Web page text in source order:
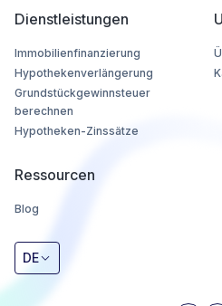
Dienstleistungen
Immobilienfinanzierung
Hypothekenverlängerung
Grundstückgewinnsteuer
berechnen
Hypotheken-Zinssätze
Ressourcen
Blog
DE